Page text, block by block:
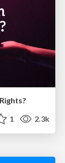
1 2.3k